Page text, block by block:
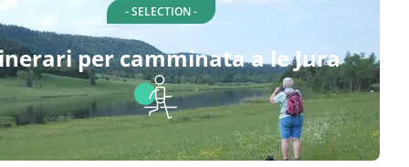
- SELECTION -
per camminata a le Jura